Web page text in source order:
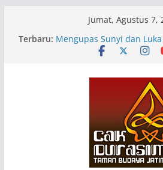
Jumat, Agustus 7,
Terbaru: Pameran Lukisan
Kota Blitar : Ketika
Mengupas Sunyi dan Luka
Menjaga Marwah Seni
Kunjungan Kerja Ir.
(BHS) Anggota DPR RI ke
Pameran Tunggal 35
“Tumbang Tambang”,
Derita Pekerja